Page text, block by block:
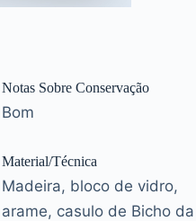
Notas Sobre Conservação
Bom
Material/Técnica
Madeira, bloco de vidro,
arame, casulo de Bicho da